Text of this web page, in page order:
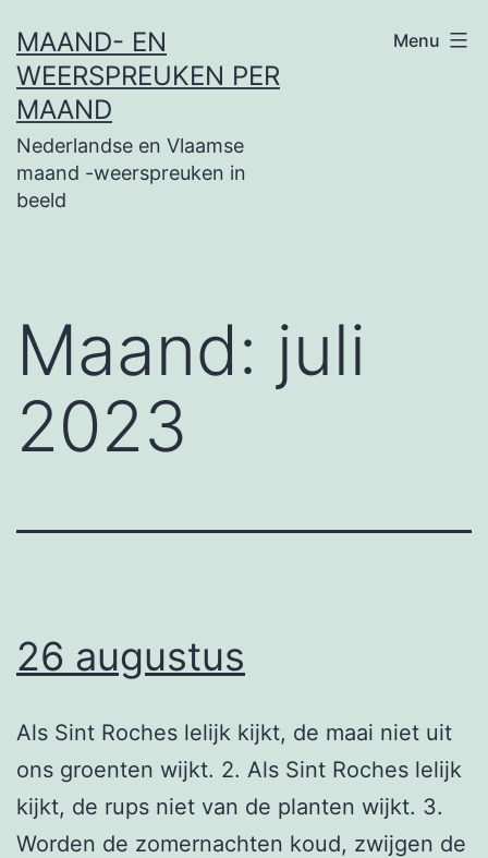
naar
de
inhoud
MAAND- EN
WEERSPREUKEN PER
MAAND
Nederlandse en Vlaamse
maand -weerspreuken in
beeld
Menu
Maand: juli
2023
26 augustus
Als Sint Roches lelijk kijkt, de maai niet uit
ons groenten wijkt. 2. Als Sint Roches lelijk
kijkt, de rups niet van de planten wijkt. 3.
Worden de zomernachten koud, zwijgen de